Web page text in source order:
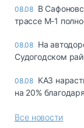
08.08 В
трассе М-1
08.08 На
Судогодском
08.08 КАЗ
на 20%
Все новости